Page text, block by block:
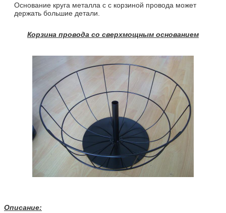
Основание круга металла с с корзиной провода может
держать большие детали.
Корзина провода со сверхмощным основанием
Описание: